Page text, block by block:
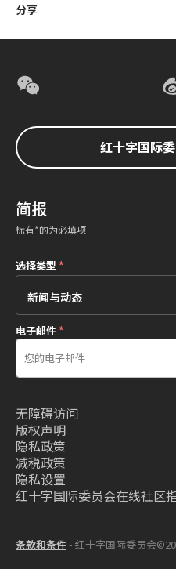
分享
红十字国际
简报
标有*的为必填项
选择类型*
电子邮件*
无障碍访问
版权声明
隐私政策
减税政策
隐私设置
红十字国际委员会在线社区
条款和条件- 红十字国际委员会